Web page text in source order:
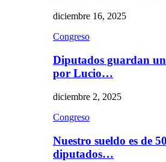
diciembre 16, 2025
Congreso
Diputados guardan
por Lucio…
diciembre 2, 2025
Congreso
Nuestro sueldo es de
diputados…